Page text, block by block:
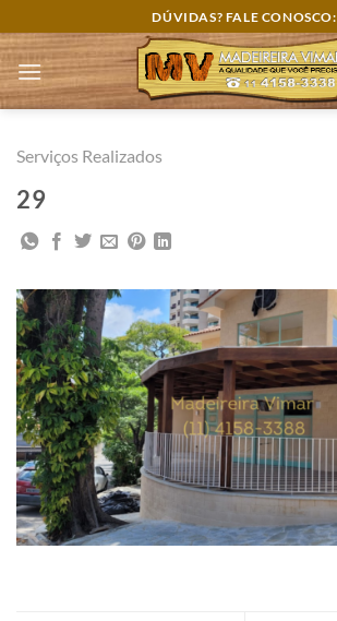
to
content
DÚVIDAS? FALE CONOSCO:
Serviços Realizados
29